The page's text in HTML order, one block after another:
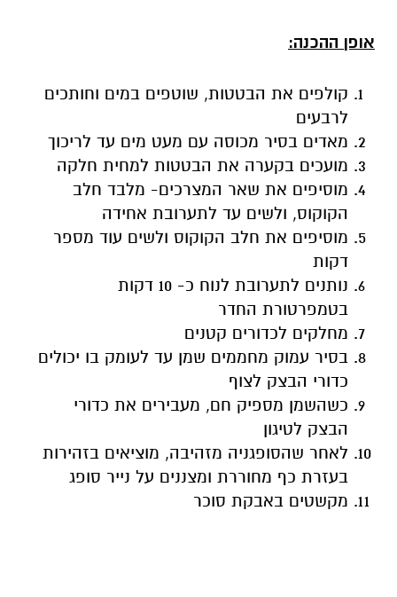
אופן ההכנה:
קולפים את הבטטות, שוטפים במים וחותכים
לרבעים
מאדים בסיר מכוסה עם מעט מים עד לריכוך
מועכים בקערה את הבטטות למחית חלקה
מוסיפים את שאר המצרכים- מלבד חלב
הקוקוס, ולשים עד לתערובת אחידה
מוסיפים את חלב הקוקוס ולשים עוד מספר
דקות
נותנים לתערובת לנוח כ- 10 דקות
בטמפרטורת החדר
מחלקים לכדורים קטנים
בסיר עמוק מחממים שמן עד לעומק בו יכולים
כדורי הבצק לצוף
כשהשמן מספיק חם, מעבירים את כדורי
הבצק לטיגון
לאחר שהסופגניה מזהיבה, מוציאים בזהירות
בעזרת כף מחוררת ומצננים על נייר סופג
מקשטים באבקת סוכר